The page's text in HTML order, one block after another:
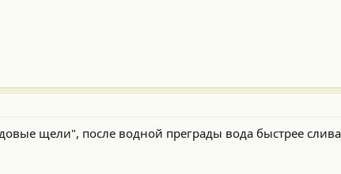
щели", после водной преграды вода быстрее